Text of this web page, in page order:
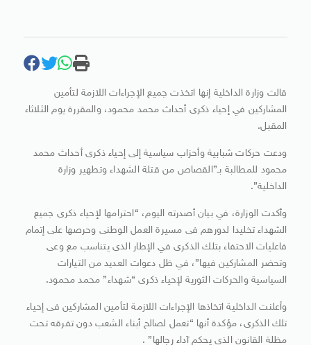
قالت وزارة الداخلية إنها اتخذت جميع الإجراءات اللازمة لتأمين
المشاركين في إحياء ذكرى أحداث محمد محمود، والمقررة يوم الثلاثاء
المقبل.
ودعت حركات شبابية وأحزاب سياسية إلى إحياء ذكرى أحداث محمد
محمود للمطالبة بـ”القصاص من قتلة الشهداء وتطهير وزارة
الداخلية”.
وأكدت الوزارة، في بيان أصدرته اليوم، “احترامها لإحياء ذكرى جميع
الشهداء تخليدا لدورهم فى مسيرة العمل الوطنى وحرصها على إتمام
فاعليات الاحتفاء بتلك الذكرى في الإطار الذى يتناسب مع وعى
وتحضر المشاركين فيها”، في ظل دعوات العديد من التيارات
السياسية والحركات الثورية لإحياء ذكرى “شهداء” محمد محمود.
وأعلنت الداخلية اتخاذها الإجراءات اللازمة لتأمين المشاركين فى إحياء
تلك الذكرى، مؤكدة أنها “تعمل لصالح أبناء الشعب دون تفرقه تحت
مظلة القانون الذى يحكم آداء رجالها” .